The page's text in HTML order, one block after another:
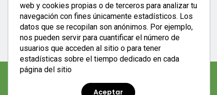
web y cookies propias o de terceros para analizar tu
navegación con fines únicamente estadísticos. Los
datos que se recopilan son anónimos. Por ejemplo,
nos pueden servir para cuantificar el número de
usuarios que acceden al sitio o para tener
estadísticas sobre el tiempo dedicado en cada
página del sitio
Aceptar
APP SEMFYC
Política de privacidad |